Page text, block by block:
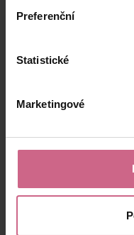
Preferenční
Statistické
Marketingové